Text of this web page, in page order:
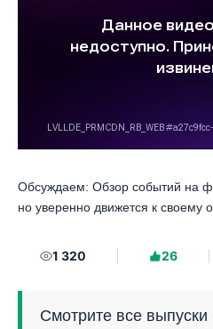
Обсуждаем: Обзор событий на
но уверенно движется к своему
1 320 26
Смотрите все выпуски